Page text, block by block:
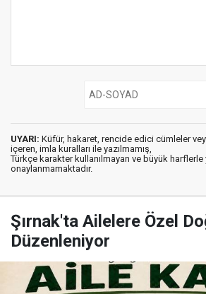
UYARI: Küfür, hakaret, rencide edici cümleler
içeren, imla kuralları ile yazılmamış,
Türkçe karakter kullanılmayan ve büyük harflerle
onaylanmamaktadır.
Şırnak'ta Ailelere Özel
Düzenleniyor